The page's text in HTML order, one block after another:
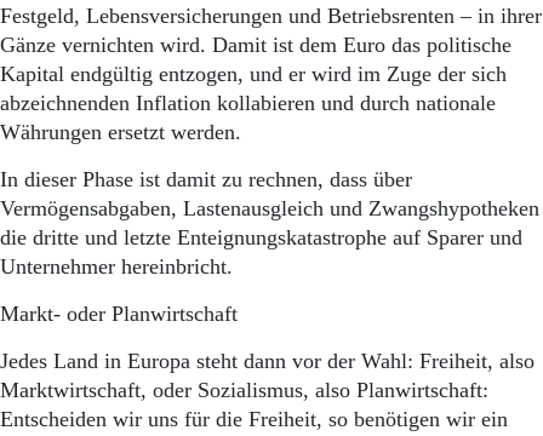
Festgeld, Lebensversicherungen und Betriebsrenten – in ihrer
Gänze vernichten wird. Damit ist dem Euro das politische
Kapital endgültig entzogen, und er wird im Zuge der sich
abzeichnenden Inflation kollabieren und durch nationale
Währungen ersetzt werden.
In dieser Phase ist damit zu rechnen, dass über
Vermögensabgaben, Lastenausgleich und Zwangshypotheken
die dritte und letzte Enteignungskatastrophe auf Sparer und
Unternehmer hereinbricht.
Markt- oder Planwirtschaft
Jedes Land in Europa steht dann vor der Wahl: Freiheit, also
Marktwirtschaft, oder Sozialismus, also Planwirtschaft:
Entscheiden wir uns für die Freiheit, so benötigen wir ein